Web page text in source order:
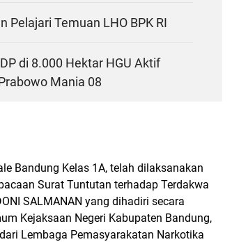
Pelajari Temuan LHO BPK RI
di 8.000 Hektar HGU Aktif
Mania 08
Bandung Kelas 1A, telah dilaksanakan
Surat Tuntutan terhadap Terdakwa
SALMANAN yang dihadiri secara
Kejaksaan Negeri Kabupaten Bandung,
Lembaga Pemasyarakatan Narkotika